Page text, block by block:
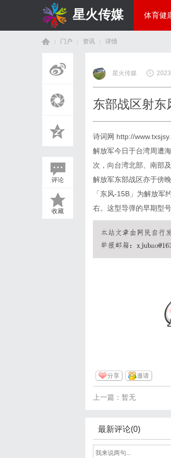
星火传媒 体育健
门户 资讯
›
详情
评论
收藏
星火传媒
东部战区射东
诗词网 http://
解放军今日于台湾周遭
次，向台湾北部、南部
解放军东部战区亦于傍
「东风-15B」为解放
右。这型导弹的早期型
分享 邀请
上一篇：暂无
最新评论(0)